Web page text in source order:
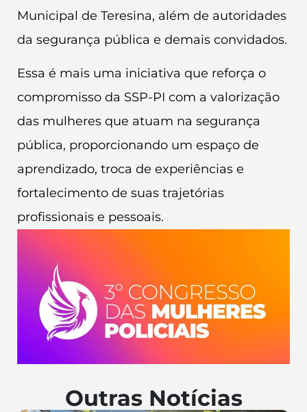
Municipal de Teresina, além de autoridades
da segurança pública e demais convidados.
Essa é mais uma iniciativa que reforça o
compromisso da SSP-PI com a valorização
das mulheres que atuam na segurança
pública, proporcionando um espaço de
aprendizado, troca de experiências e
fortalecimento de suas trajetórias
profissionais e pessoais.
Outras Notícias